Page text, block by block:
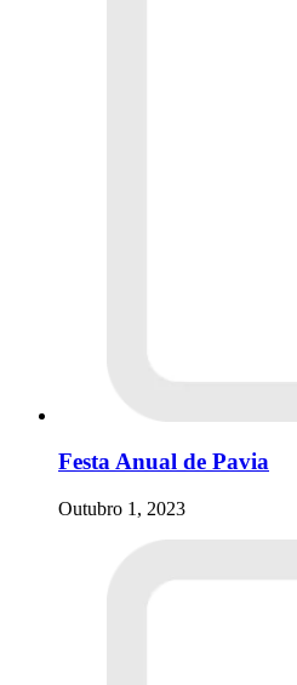
Festa Anual de Pavia
Outubro 1, 2023